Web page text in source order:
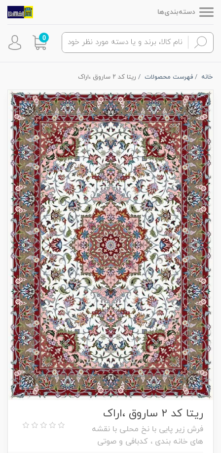
دسته‌بندی‌ها
0
خانه فهرست محصولات ریتا کد ۲ ساروق ،اراک
ریتا کد ۲ ساروق ،اراک
فرش زیر پایی با نخ محلی با نقشه
های خانه بندی ، کدبافی و صوتی